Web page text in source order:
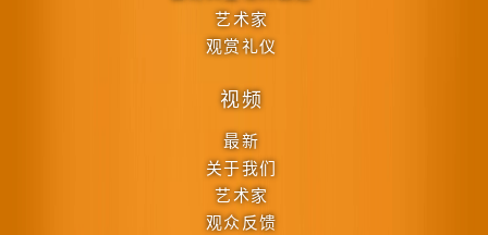
艺术家
观赏礼仪
视频
最新
关于我们
艺术家
观众反馈